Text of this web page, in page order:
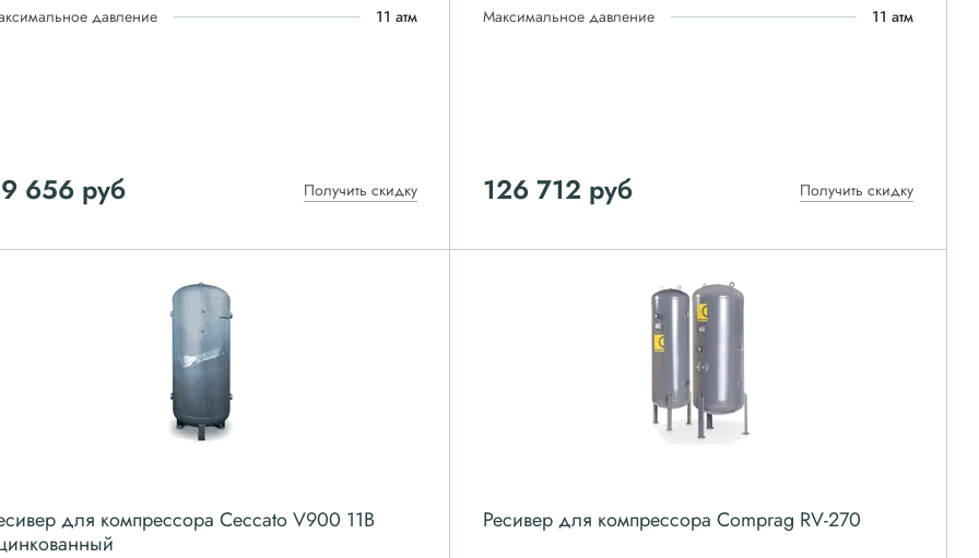
давление
11 атм
656 руб Получить скидку
Максимальное давление
11 атм
126 712 руб Получить скидку
для компрессора Ceccato V900 11B
Ресивер для компрессора Comprag RV-270